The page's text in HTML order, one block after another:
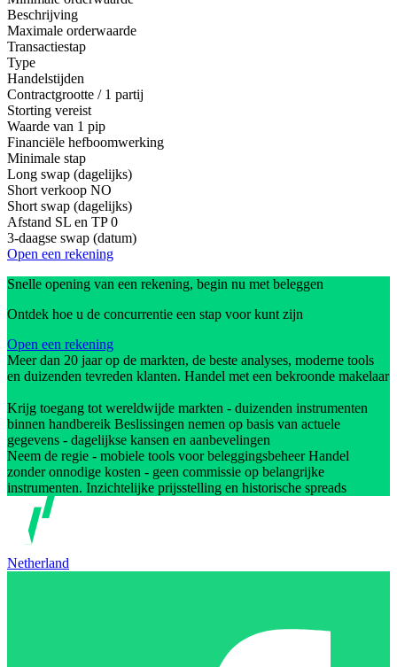
Beschrijving
Maximale orderwaarde
Transactiestap
Type
Handelstijden
Contractgrootte / 1 partij
Storting vereist
Waarde van 1 pip
Financiële hefboomwerking
Minimale stap
Long swap (dagelijks)
Short verkoop NO
Short swap (dagelijks)
Afstand SL en TP 0
3-daagse swap (datum)
Open een rekening
Snelle opening van een rekening, begin nu met beleggen
Ontdek hoe u de concurrentie een stap voor kunt zijn
Open een rekening
Meer dan 20 jaar op de markten, de beste analyses, moderne tools
en duizenden tevreden klanten. Handel met een bekroonde makelaar
Krijg toegang tot wereldwijde markten - duizenden instrumenten
binnen handbereik Beslissingen nemen op basis van actuele
gegevens - dagelijkse kansen en aanbevelingen
Neem de regie - mobiele tools voor beleggingsbeheer Handel
zonder onnodige kosten - geen commissie op belangrijke
instrumenten. Inzichtelijke prijsstelling en historische spreads
Netherland